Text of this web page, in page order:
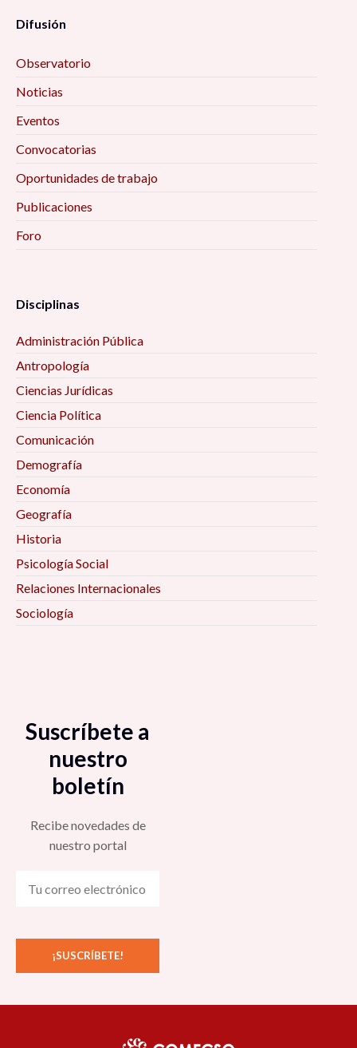
Difusión
Observatorio
Noticias
Eventos
Convocatorias
Oportunidades de trabajo
Publicaciones
Foro
Disciplinas
Administración Pública
Antropología
Ciencias Jurídicas
Ciencia Política
Comunicación
Demografía
Economía
Geografía
Historia
Psicología Social
Relaciones Internacionales
Sociología
Suscríbete a
nuestro
boletín
Recibe novedades de
nuestro portal